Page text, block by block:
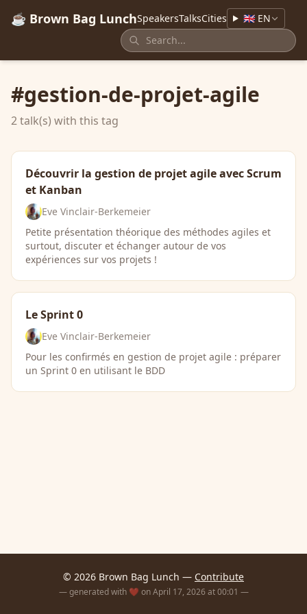
☕ Brown Bag LunchSpeakersTalksCities 🇬🇧 EN
#gestion-de-projet-agile
2 talk(s) with this tag
Découvrir la gestion de projet agile avec Scrum
et Kanban
Eve Vinclair-Berkemeier
Petite présentation théorique des méthodes agiles et
surtout, discuter et échanger autour de vos
expériences sur vos projets !
Le Sprint 0
Eve Vinclair-Berkemeier
Pour les confirmés en gestion de projet agile : préparer
un Sprint 0 en utilisant le BDD
© 2026 Brown Bag Lunch — Contribute
— generated with ❤️ on April 17, 2026 at 00:01 —